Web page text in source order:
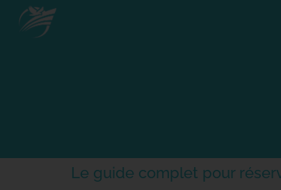
Le guide complet pour